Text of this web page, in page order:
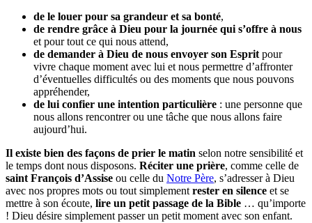
de le louer pour sa grandeur et sa bonté,
de rendre grâce à Dieu pour la journée qui s’offre à nous
et pour tout ce qui nous attend,
de demander à Dieu de nous envoyer son Espritpour
vivre chaque moment avec lui et nous permettre d’affronter
d’éventuelles difficultés ou des moments que nous pouvons
appréhender,
de lui confier une intention particulière : une personne que
nous allons rencontrer ou une tâche que nous allons faire
aujourd’hui.
Il existe bien des façons de prier le matin selon notre sensibilité et
le temps dont nous disposons. Réciter une prière, comme celle de
saint François d’Assise ou celle du Notre Père, s’adresser à Dieu
avec nos propres mots ou tout simplementrester en silence et se
mettre à son écoute, lire un petit passage de la Bible … qu’importe
! Dieu désire simplement passer un petit moment avec son enfant.